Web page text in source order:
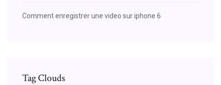
Comment enregistrer une video sur iphone 6
Tag Clouds